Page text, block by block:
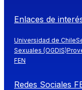
Enlaces de
Universidad de Chile
Sexuales (OGDIS)
FEN
Redes Sociales